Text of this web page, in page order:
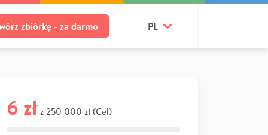
zbiórkę - za darmo PL
6 zł z 250 000 zł (Cel)